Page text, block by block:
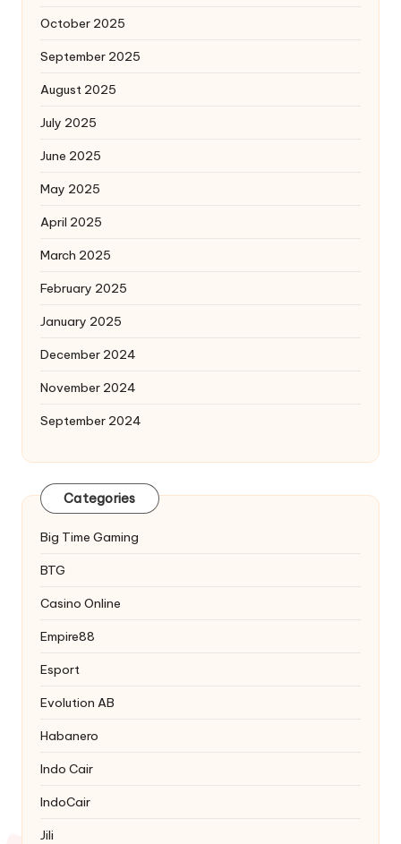
October 2025
September 2025
August 2025
July 2025
June 2025
May 2025
April 2025
March 2025
February 2025
January 2025
December 2024
November 2024
September 2024
Categories
Big Time Gaming
BTG
Casino Online
Empire88
Esport
Evolution AB
Habanero
Indo Cair
IndoCair
Jili